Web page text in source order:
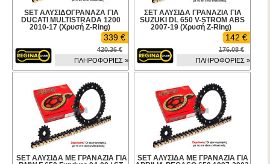
SET ΑΛΥΣΙΔΟΓΡΑΝΑΖΑ ΓΙΑ
DUCATI MULTISTRADA 1200
2010-17 (Χρυσή Z-Ring)
339 €
420.36 €
ΠΛΗΡΟΦΟΡΙΕΣ »
ΣΕΤ ΑΛΥΣΙΔΑ ΓΡΑΝΑΖΙΑ ΓΙΑ
SUZUKI DL 650 V-STROM ABS
2007-19 (Χρυσή Z-Ring)
142 €
176.08 €
ΠΛΗΡΟΦΟΡΙΕΣ »
SET ΑΛΥΣΙΔΑ ΜΕ ΓΡΑΝΑΖΙΑ ΓΙΑ
SET ΑΛΥΣΙΔΑ ΜΕ ΓΡΑΝΑΖΙΑ ΓΙΑ